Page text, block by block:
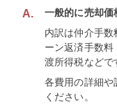
A.
一般的に売却価
内訳は仲介手数
ーン返済手数
渡所得税などで
各費用の詳細や
ください。